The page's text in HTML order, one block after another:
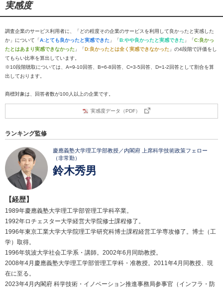
実感度
調査企業のサービス利用者に、「どの程度その企業のサービスを利用して良かったと実感した
か」について「A:とても良かったと実感できた 」「B:やや良かったと実感できた 」「C:良かっ
たとはあまり実感できなかった 」「D:良かったとは全く実感できなかった 」の4段階で評価をし
てもらい比率を算出しています。
※10段階聴取については、A=9-10回答、B=6-8回答、C=3-5回答、D=1-2回答として割合を算
出しております。
商標対象は、回答者数が100人以上の企業です。
実感度データ（PDF）
ランキング監修
慶應義塾大学理工学部教授／内閣府 上席科学技術政策フェロー
（非常勤）
鈴木秀男
【経歴】
1989年慶應義塾大学理工学部管理工学科卒業。
1992年ロチェスター大学経営大学院修士課程修了。
1996年東京工業大学大学院理工学研究科博士課程経営工学専攻修了。博士（工
学）取得。
1996年筑波大学社会工学系・講師。2002年6月同助教授。
2008年4月慶應義塾大学理工学部管理工学科・准教授。2011年4月同教授、現
在に至る。
2023年4月内閣府 科学技術・イノベーション推進事務局参事官（インフラ・防